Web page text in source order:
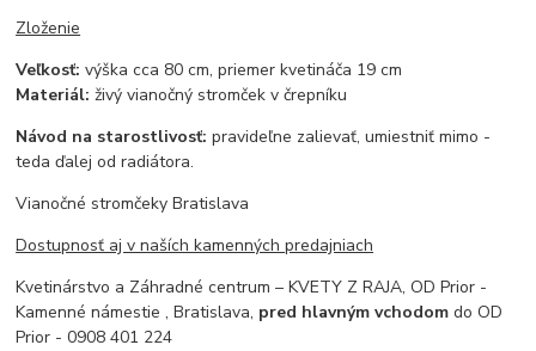
Zloženie
Veľkosť:výška cca 80 cm, priemer kvetináča 19 cm
Materiál: živý vianočný stromček v črepníku
Návod na starostlivosť:pravideľne zalievať, umiestniť mimo -
teda ďalej od radiátora.
Vianočné stromčeky Bratislava
Dostupnosť aj v naších kamenných predajniach
Kvetinárstvo a Záhradné centrum – KVETY Z RAJA, OD Prior -
Kamenné námestie , Bratislava, pred hlavným vchodom do OD
Prior - 0908 401 224